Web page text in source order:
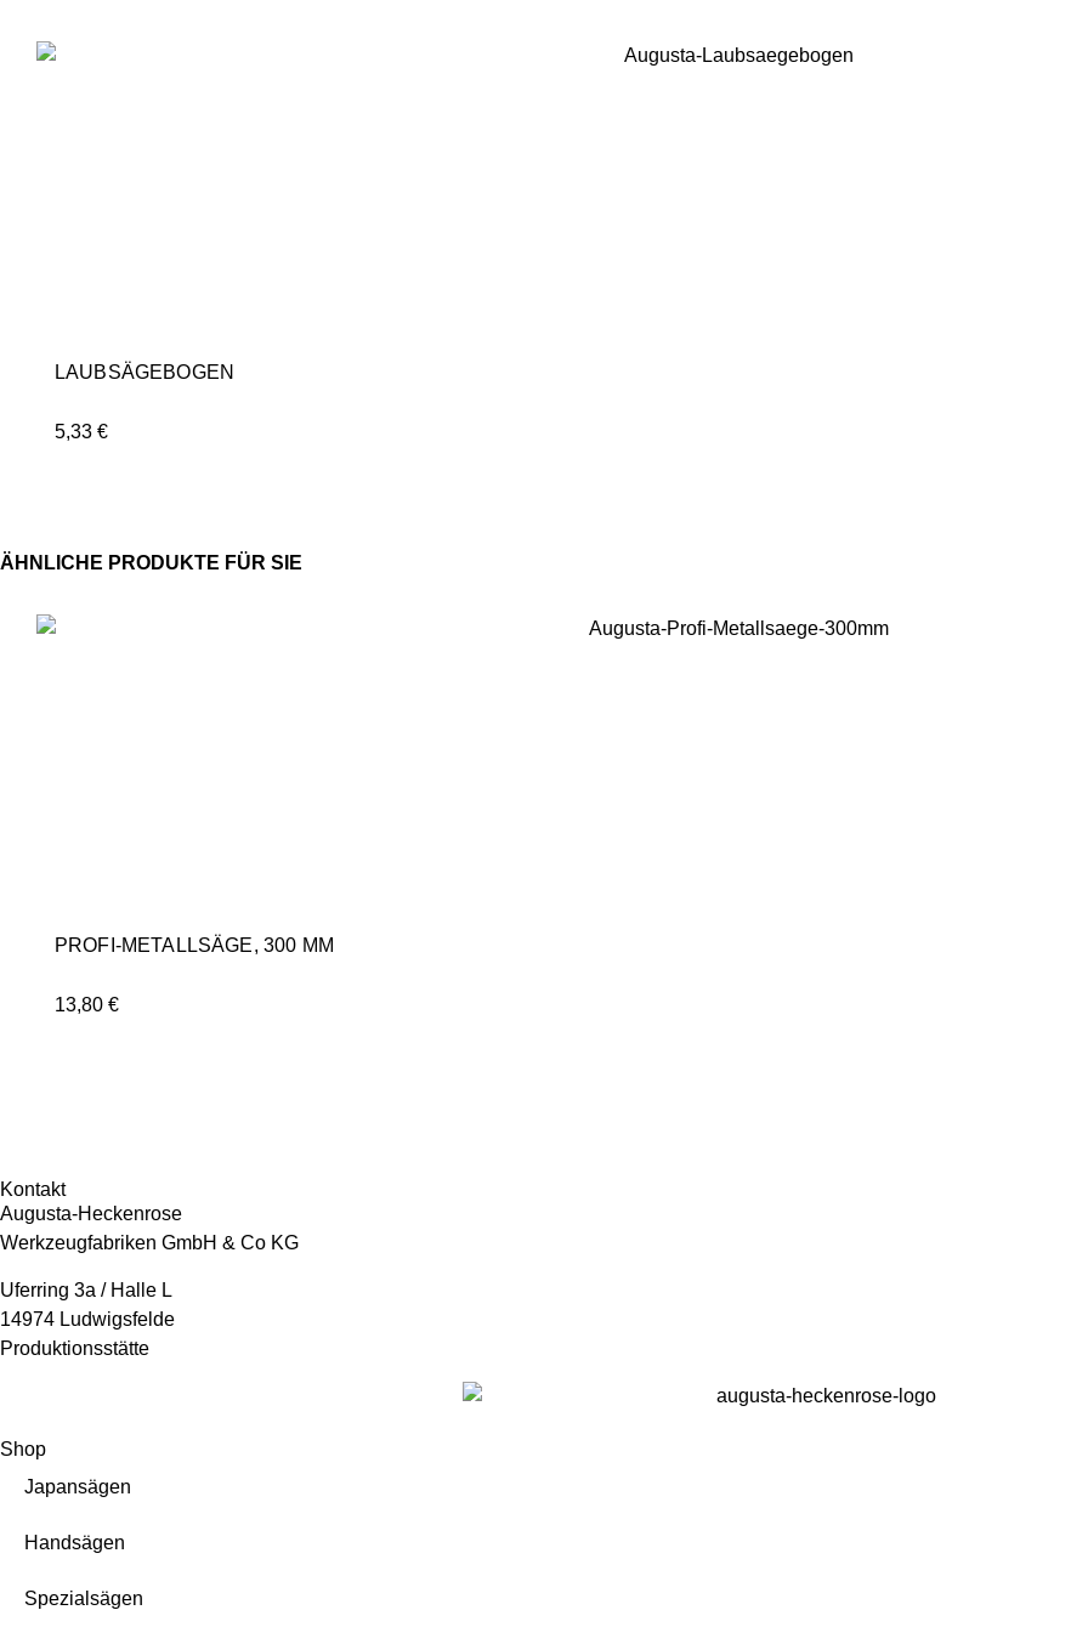
LAUBSÄGEBOGEN
5,33 €
PROFI-METALLSÄGE, 300 MM
13,80 €
Kontakt
Augusta-Heckenrose
Werkzeugfabriken GmbH & Co KG
Uferring 3a / Halle L
14974 Ludwigsfelde
Produktionsstätte
Shop
Japansägen
Handsägen
Spezialsägen